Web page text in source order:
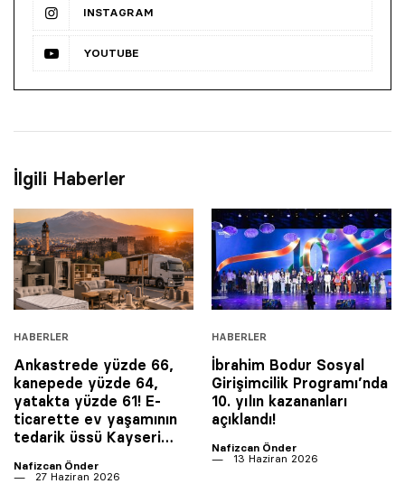
INSTAGRAM
YOUTUBE
İlgili Haberler
HABERLER
Ankastrede yüzde 66,
kanepede yüzde 64,
yatakta yüzde 61! E-
ticarette ev yaşamının
tedarik üssü Kayseri…
Nafizcan Önder
27 Haziran 2026
HABERLER
İbrahim Bodur Sosyal
Girişimcilik Programı’nda
10. yılın kazananları
açıklandı!
Nafizcan Önder
13 Haziran 2026